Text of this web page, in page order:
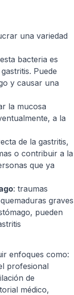
una variedad
bacteria es
Puede
y causar una
la mucosa
a la
de la gastritis,
o contribuir a la
que ya
: traumas
graves
pueden
enfoques como:
profesional
de
médico,